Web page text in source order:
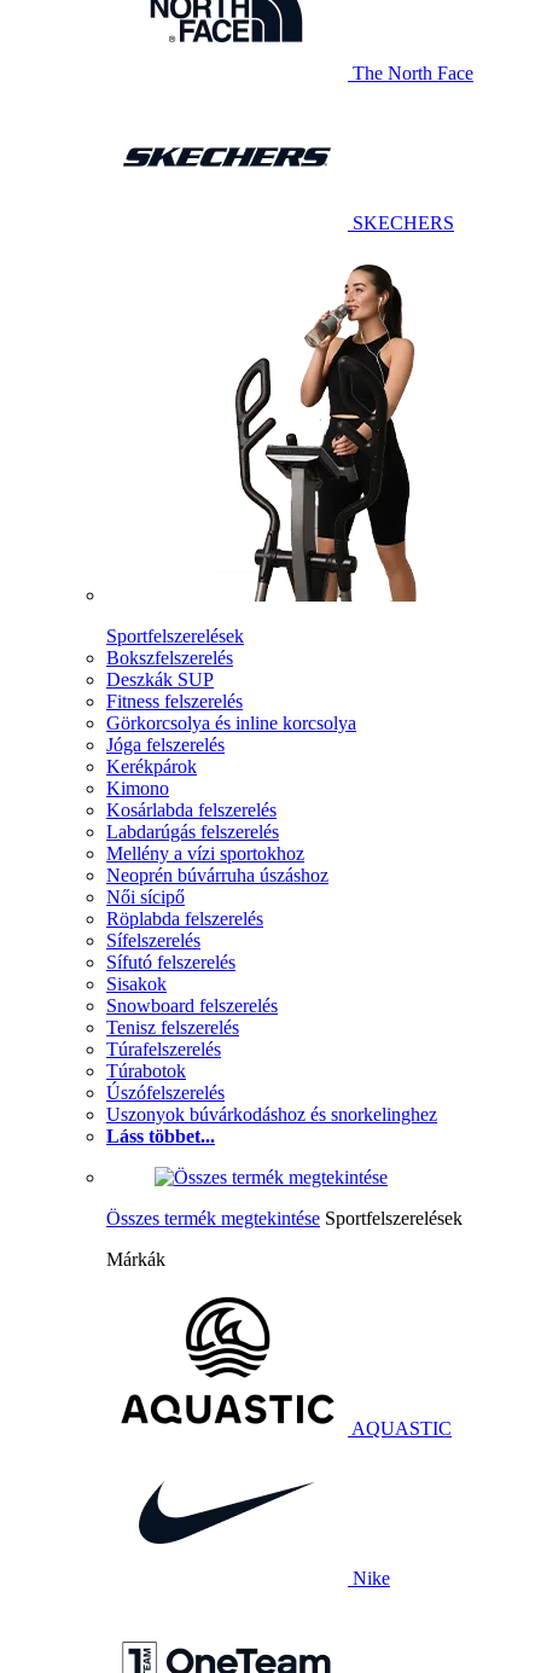
The North Face
SKECHERS
Sportfelszerelések
Bokszfelszerelés
Deszkák SUP
Fitness felszerelés
Görkorcsolya és inline korcsolya
Jóga felszerelés
Kerékpárok
Kimono
Kosárlabda felszerelés
Labdarúgás felszerelés
Mellény a vízi sportokhoz
Neoprén búvárruha úszáshoz
Női sícipő
Röplabda felszerelés
Sífelszerelés
Sífutó felszerelés
Sisakok
Snowboard felszerelés
Tenisz felszerelés
Túrafelszerelés
Túrabotok
Úszófelszerelés
Uszonyok búvárkodáshoz és snorkelinghez
Láss többet...
Összes termék megtekintése Sportfelszerelések
Márkák
AQUASTIC
Nike